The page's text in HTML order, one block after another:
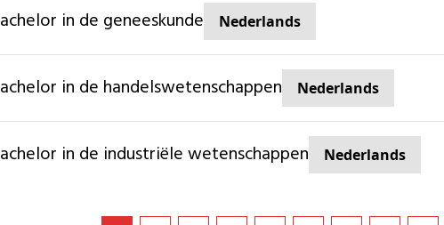
bachelor in de geneeskunde Nederlands
bachelor in de handelswetenschappen Nederlands
bachelor in de industriële wetenschappen Nederlands